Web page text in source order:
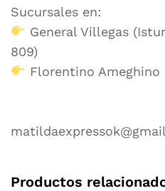
Sucursales en:
General Villegas
809)
Florentino Ameghino
Productos